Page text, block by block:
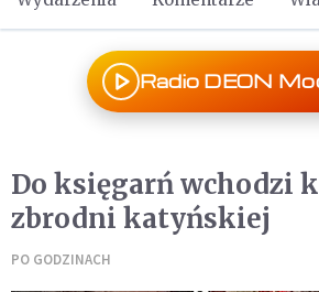
Radio DEON
Do księgarń wchodzi
zbrodni katyńskiej
PO GODZINACH